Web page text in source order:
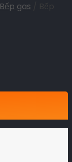
Bếp gas
Bếp